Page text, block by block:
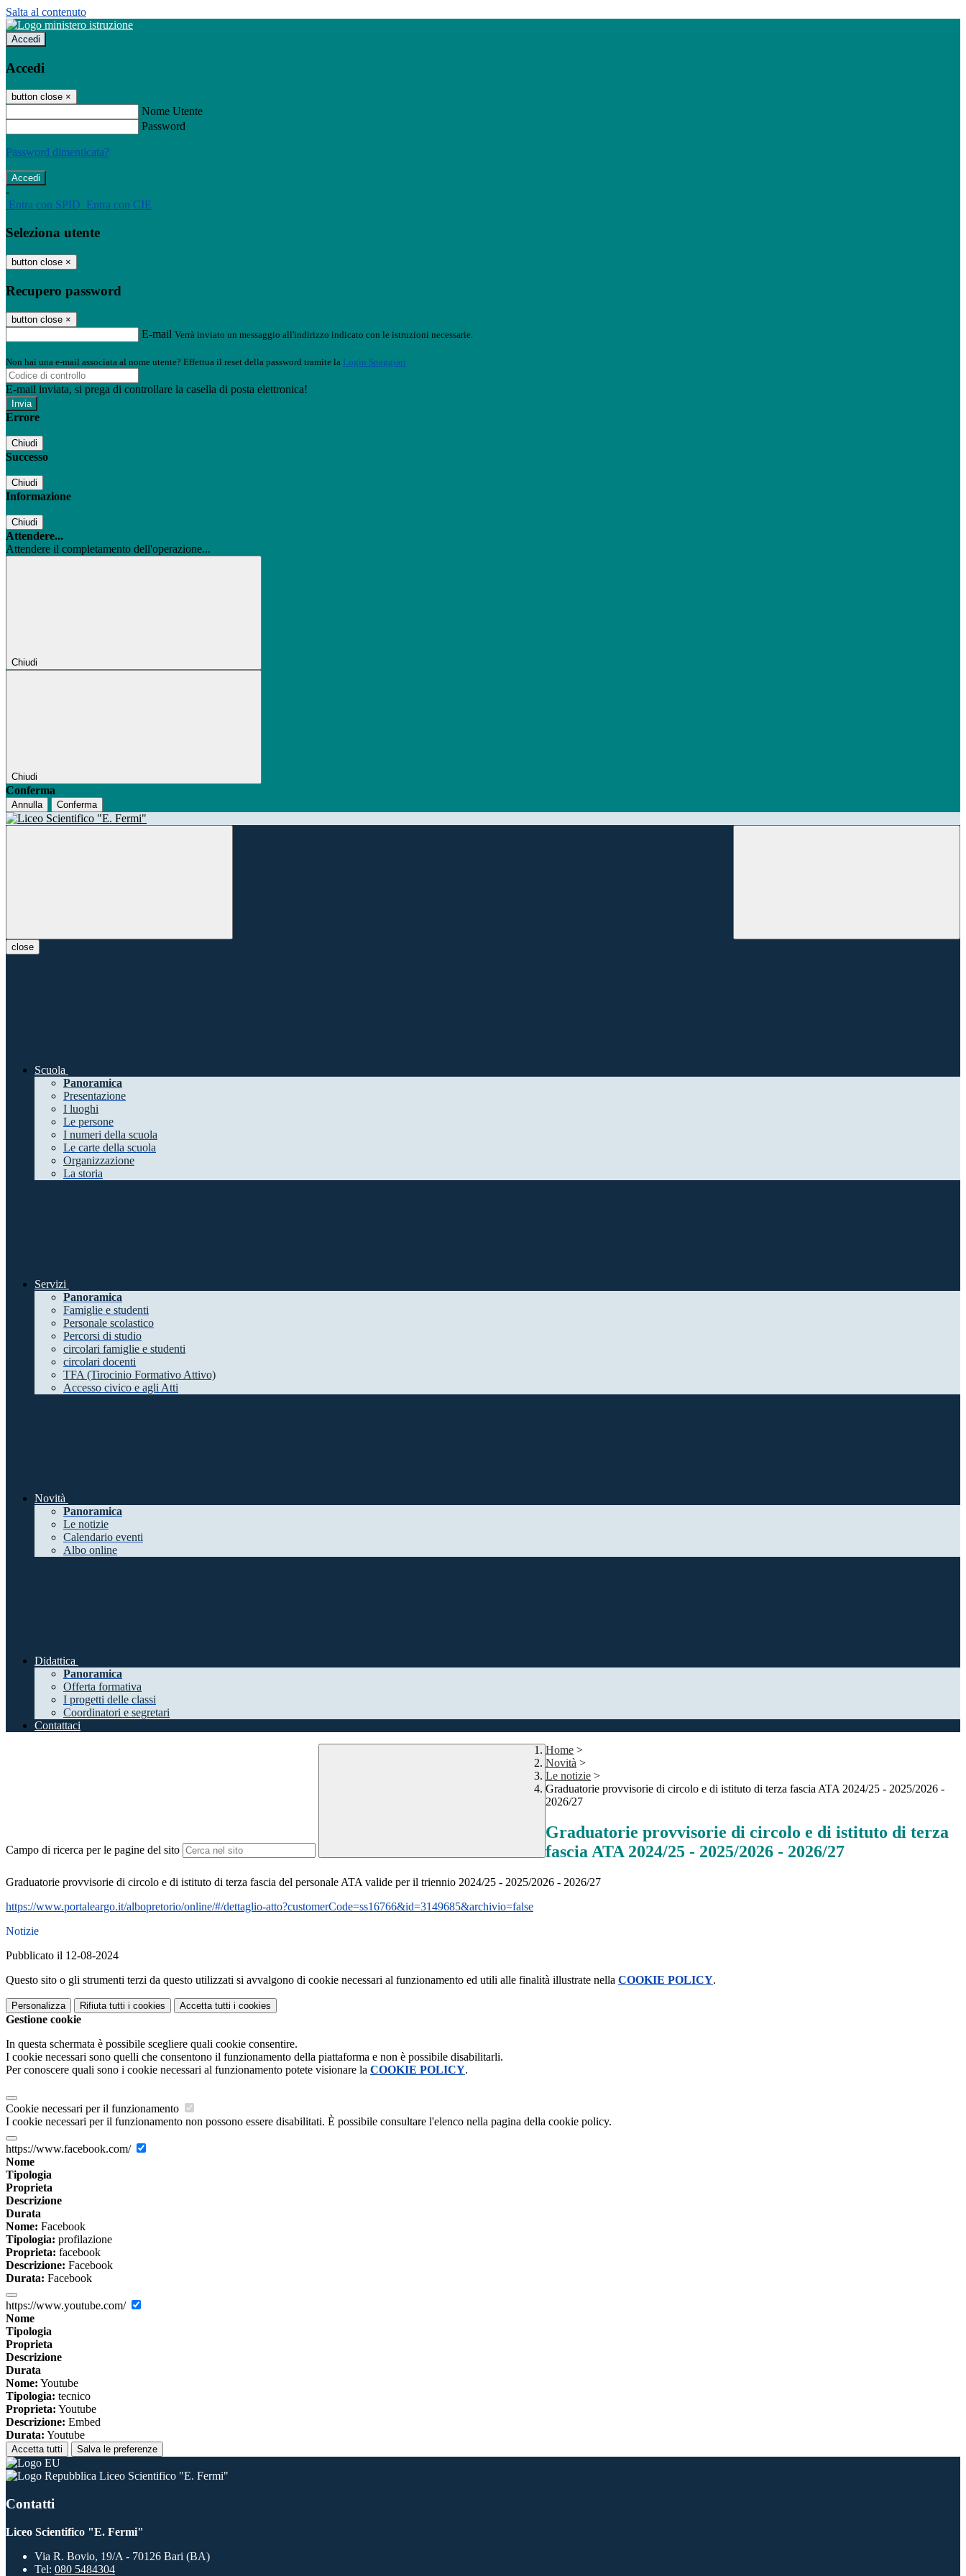
Salta al contenuto
Accedi
Accedi
button close ×
Nome Utente
Password
Password dimenticata?
-
Entra con SPID Entra con CIE
Seleziona utente
button close ×
Recupero password
button close ×
E-mail Verrà inviato un messaggio all'indirizzo indicato con le istruzioni necessarie.
Non hai una e-mail associata al nome utente? Effettua il reset della password tramite la Login Spaggiari
E-mail inviata, si prega di controllare la casella di posta elettronica!
Errore
Chiudi
Successo
Chiudi
Informazione
Chiudi
Attendere...
Attendere il completamento dell'operazione...
Chiudi
Chiudi
Conferma
Annulla Conferma
close
Scuola
Panoramica
Presentazione
I luoghi
Le persone
I numeri della scuola
Le carte della scuola
Organizzazione
La storia
Servizi
Panoramica
Famiglie e studenti
Personale scolastico
Percorsi di studio
circolari famiglie e studenti
circolari docenti
TFA (Tirocinio Formativo Attivo)
Accesso civico e agli Atti
Novità
Panoramica
Le notizie
Calendario eventi
Albo online
Didattica
Panoramica
Offerta formativa
I progetti delle classi
Coordinatori e segretari
Contattaci
Campo di ricerca per le pagine del sito
Home >
Novità >
Le notizie >
Graduatorie provvisorie di circolo e di istituto di terza fascia ATA 2024/25 - 2025/2026 -
2026/27
Graduatorie provvisorie di circolo e di istituto di terza
fascia ATA 2024/25 - 2025/2026 - 2026/27
Graduatorie provvisorie di circolo e di istituto di terza fascia del personale ATA valide per il triennio 2024/25 - 2025/2026 - 2026/27
https://www.portaleargo.it/albopretorio/online/#/dettaglio-atto?customerCode=ss16766&id=3149685&archivio=false
Notizie
Pubblicato il 12-08-2024
Questo sito o gli strumenti terzi da questo utilizzati si avvalgono di cookie necessari al funzionamento ed utili alle finalità illustrate nella COOKIE POLICY.
Personalizza Rifiuta tutti i cookies Accetta tutti i cookies
Gestione cookie
In questa schermata è possibile scegliere quali cookie consentire.
I cookie necessari sono quelli che consentono il funzionamento della piattaforma e non è possibile disabilitarli.
Per conoscere quali sono i cookie necessari al funzionamento potete visionare la COOKIE POLICY.
Cookie necessari per il funzionamento
I cookie necessari per il funzionamento non possono essere disabilitati. È possibile consultare l'elenco nella pagina della cookie policy.
https://www.facebook.com/
Nome
Tipologia
Proprieta
Descrizione
Durata
Nome: Facebook
Tipologia: profilazione
Proprieta: facebook
Descrizione: Facebook
Durata: Facebook
https://www.youtube.com/
Nome
Tipologia
Proprieta
Descrizione
Durata
Nome: Youtube
Tipologia: tecnico
Proprieta: Youtube
Descrizione: Embed
Durata: Youtube
Accetta tutti Salva le preferenze
Liceo Scientifico "E. Fermi"
Contatti
Liceo Scientifico "E. Fermi"
Via R. Bovio, 19/A - 70126 Bari (BA)
Tel: 080 5484304